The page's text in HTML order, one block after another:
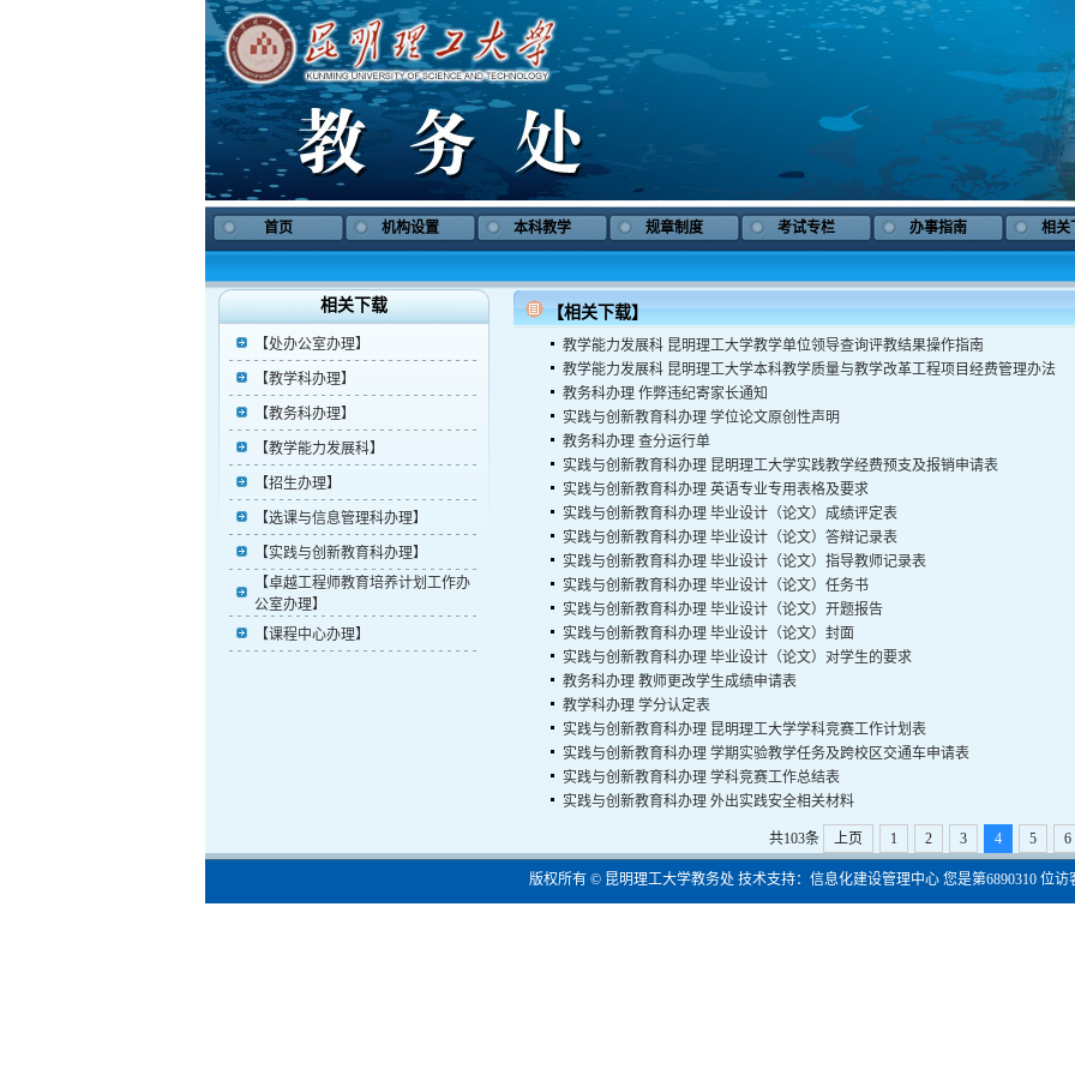
首页 机构设置 本科教学 规章制度 考试专栏 办事指南 相关
相关下载
【处办公室办理】
【教学科办理】
【教务科办理】
【教学能力发展科】
【招生办理】
【选课与信息管理科办理】
【实践与创新教育科办理】
【卓越工程师教育培养计划工作办
公室办理】
【课程中心办理】
【相关下载】
教学能力发展科 昆明理工大学教学单位领导查询评教结果操作指南
教学能力发展科 昆明理工大学本科教学质量与教学改革工程项目经费管理办法
教务科办理 作弊违纪寄家长通知
实践与创新教育科办理 学位论文原创性声明
教务科办理 查分运行单
实践与创新教育科办理 昆明理工大学实践教学经费预支及报销申请表
实践与创新教育科办理 英语专业专用表格及要求
实践与创新教育科办理 毕业设计（论文）成绩评定表
实践与创新教育科办理 毕业设计（论文）答辩记录表
实践与创新教育科办理 毕业设计（论文）指导教师记录表
实践与创新教育科办理 毕业设计（论文）任务书
实践与创新教育科办理 毕业设计（论文）开题报告
实践与创新教育科办理 毕业设计（论文）封面
实践与创新教育科办理 毕业设计（论文）对学生的要求
教务科办理 教师更改学生成绩申请表
教学科办理 学分认定表
实践与创新教育科办理 昆明理工大学学科竞赛工作计划表
实践与创新教育科办理 学期实验教学任务及跨校区交通车申请表
实践与创新教育科办理 学科竞赛工作总结表
实践与创新教育科办理 外出实践安全相关材料
共103条 上页 1 2 3 4 5 6
版权所有 © 昆明理工大学教务处 技术支持：信息化建设管理中心 您是第6890310 位访